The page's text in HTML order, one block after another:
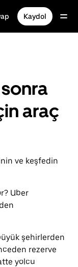
Kaydol
araç
ve keşfedin
Uber
şehirlerden
rezerve
yolcu